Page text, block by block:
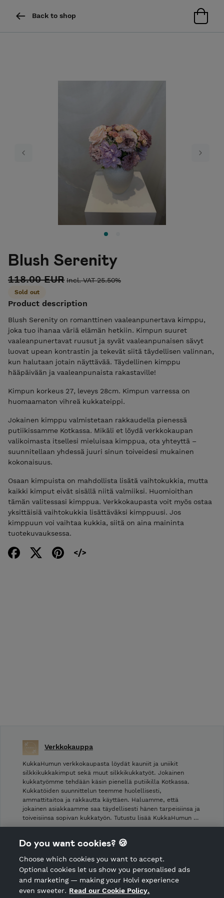
Back to shop
Previous Next
Blush Serenity
118.00 EUR Incl. VAT 25.50%
Sold out
Product description
Blush Serenity on romanttinen vaaleanpunertava kimppu,
joka tuo ihanaa väriä elämän hetkiin. Kimpun suuret
vaaleanpunertavat ruusut ja syvät vaaleanpunaisen sävyt
luovat upean kontrastin ja tekevät siitä täydellisen valinnan,
kun halutaan jotain näyttävää. Täydellinen kimppu
hääpäivään ja vaaleanpunaista rakastaville!
Kimpun korkeus 27, leveys 28cm. Kimpun varressa on
huomaamaton vihreä kukkateippi.
Jokainen kimppu valmistetaan rakkaudella pienessä
putiikissamme Kotkassa. Mikäli et löydä verkkokaupan
valikoimasta itsellesi mieluisaa kimppua, ota yhteyttä –
suunnitellaan yhdessä juuri sinun toiveidesi mukainen
kokonaisuus.
Osaan kimpuista on mahdollista lisätä vaihtokukkia, mutta
kaikki kimput eivät sisällä niitä valmiiksi. Huomioithan
tämän valitessasi kimppua. Verkkokaupasta voit myös ostaa
yksittäisiä vaihtokukkia lisättäväksi kimppuusi. Jos
kimppuun voi vaihtaa kukkia, siitä on aina maininta
tuotekuvauksessa.
Verkkokauppa
KukkaHumun verkkokaupasta löydät kauniit ja uniikit
silkkikukkakimput sekä muut silkkikukkatyöt. Jokainen
kukkatyömme tehdään käsin pienellä putiikilla Kotkassa.
Kukkatöiden suunnittelun teemme huolellisesti,
ammattitaitoa ja rakkautta käyttäen. Haluamme, että
jokainen asiakkaamme saa täydellisesti hänen tarpeisiinsa ja
toiveisiinsa sopivan kukkatyön. Tutustu lisää KukkaHumun …
Shop privacy policy
CANCEL ORDER
Do you want cookies? 🍪
Choose which cookies you want to accept.
Optional cookies let us show you personalised ads
and marketing — making your Holvi experience
even sweeter. Read our Cookie Policy.